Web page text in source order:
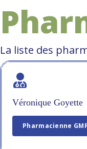
La liste des
Véronique Goyette
Pharmacienne GMF